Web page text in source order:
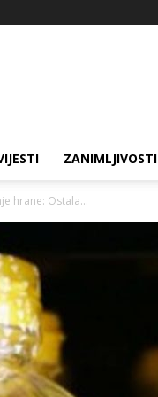
ZANIMLJIVOSTI
hrane: Ostala...